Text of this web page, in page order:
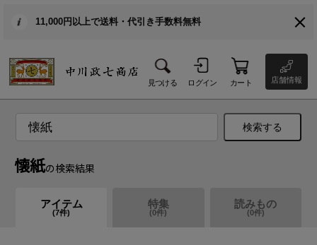
11,000円以上で送料・代引き手数料無料
見つける ログイン カート 店舗情報
検索する
懐紙の検索結果
アイテム
(7件)
特集
(0件)
読みもの
(0件)